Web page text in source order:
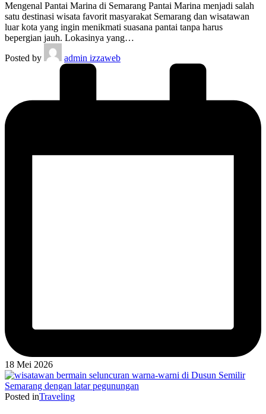
Mengenal Pantai Marina di Semarang Pantai Marina menjadi salah
satu destinasi wisata favorit masyarakat Semarang dan wisatawan
luar kota yang ingin menikmati suasana pantai tanpa harus
bepergian jauh. Lokasinya yang…
Posted by
admin izzaweb
18 Mei 2026
Posted inTraveling